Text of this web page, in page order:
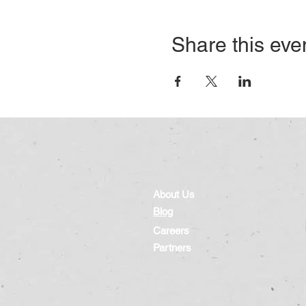
Share this
About Us
Blog
Careers
Partners